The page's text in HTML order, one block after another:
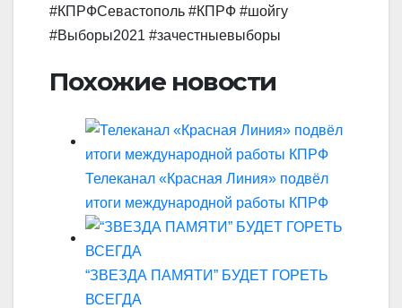
#КПРФСевастополь #КПРФ #шойгу
#Выборы2021 #зачестныевыборы
Похожие новости
Телеканал «Красная Линия» подвёл
итоги международной работы КПРФ
“ЗВЕЗДА ПАМЯТИ” БУДЕТ ГОРЕТЬ
ВСЕГДА